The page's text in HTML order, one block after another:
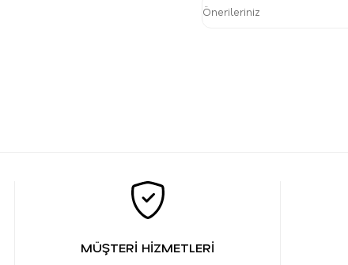
Önerileriniz
MÜŞTERİ HİZMETLERİ